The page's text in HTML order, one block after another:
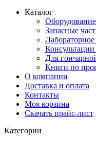
Каталог
Запасные
Для
Книги по
О компании
Доставка и оплата
Контакты
Моя корзина
Скачать прайс-лист
Категории